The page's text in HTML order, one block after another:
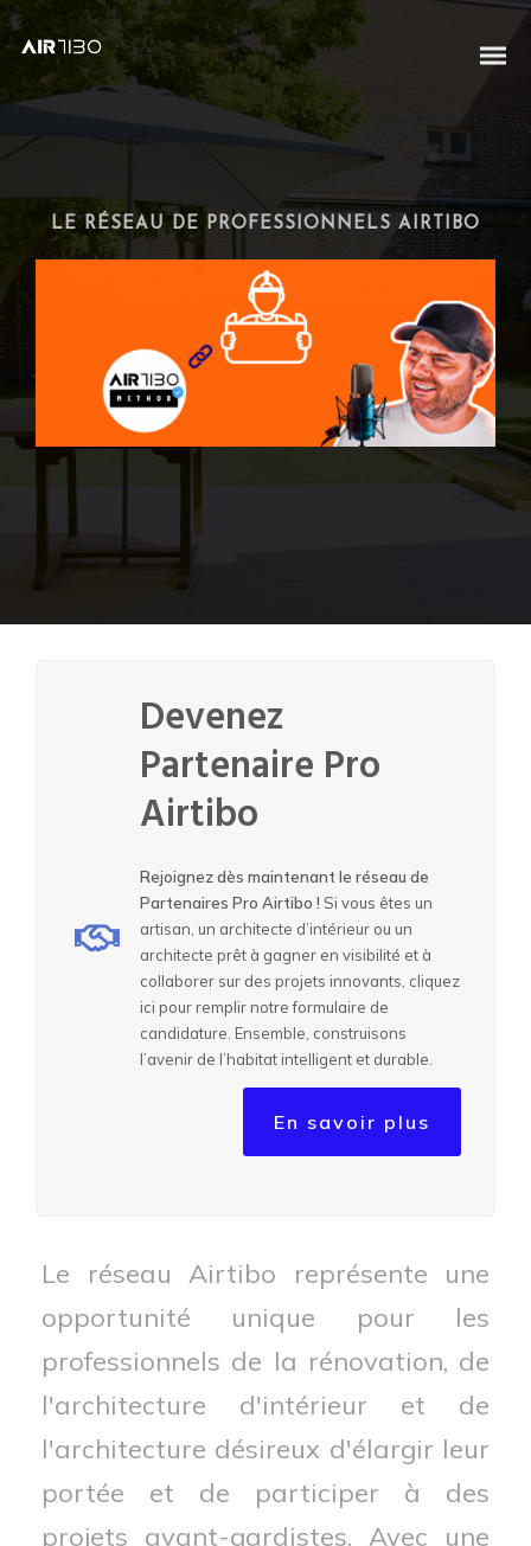
LE RÉSEAU DE PROFESSIONNELS AIRTIBO
Devenez
Partenaire Pro
Airtibo
Rejoignez dès maintenant le réseau de
Partenaires Pro Airtibo ! Si vous êtes un
artisan, un architecte d’intérieur ou un
architecte prêt à gagner en visibilité et à
collaborer sur des projets innovants, cliquez
ici pour remplir notre formulaire de
candidature. Ensemble, construisons
l’avenir de l’habitat intelligent et durable.
En savoir plus
Le réseau Airtibo représente une
opportunité unique pour les
professionnels de la rénovation, de
l'architecture d'intérieur et de
l'architecture désireux d'élargir leur
portée et de participer à des
projets avant-gardistes. Avec une